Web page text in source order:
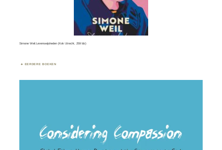
Simone Weil.Levenswijsheden (Kok Utrecht, 259 blz)
EERDERE BOEKEN